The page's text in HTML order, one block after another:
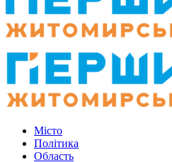
Місто
Політика
Область